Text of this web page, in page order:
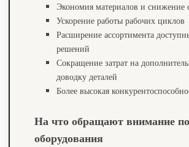
Экономия материалов и снижение
Ускорение работы рабочих циклов
Расширение ассортимента
решений
Сокращение затрат на
доводку деталей
Более высокая
На что обращают внимание
оборудования